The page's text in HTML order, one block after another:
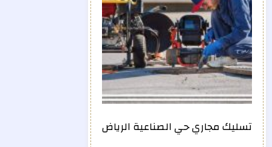
تسليك مجاري حي الصناعية الرياض